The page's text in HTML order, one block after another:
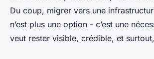
Du coup, migrer vers une
n’est plus une option - c’est une
veut rester visible, crédible, et